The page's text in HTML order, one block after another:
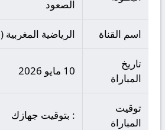
الصعود
اسم القناة الرياضية المغربية (3)
تاريخ
المباراة
10 مايو 2026
توقيت
المباراة
: بتوقيت جهازك